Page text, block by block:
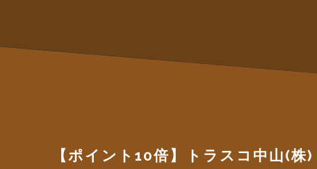
【ポイント10倍】トラスコ中山(